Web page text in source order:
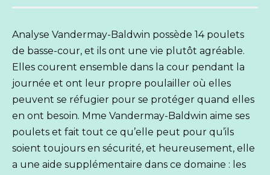
Analyse Vandermay-Baldwin possède 14 poulets
de basse-cour, et ils ont une vie plutôt agréable.
Elles courent ensemble dans la cour pendant la
journée et ont leur propre poulailler où elles
peuvent se réfugier pour se protéger quand elles
en ont besoin. Mme Vandermay-Baldwin aime ses
poulets et fait tout ce qu’elle peut pour qu’ils
soient toujours en sécurité, et heureusement, elle
a une aide supplémentaire dans ce domaine : les